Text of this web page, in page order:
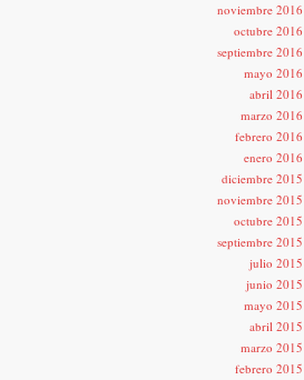
noviembre 2016
octubre 2016
septiembre 2016
mayo 2016
abril 2016
marzo 2016
febrero 2016
enero 2016
diciembre 2015
noviembre 2015
octubre 2015
septiembre 2015
julio 2015
junio 2015
mayo 2015
abril 2015
marzo 2015
febrero 2015